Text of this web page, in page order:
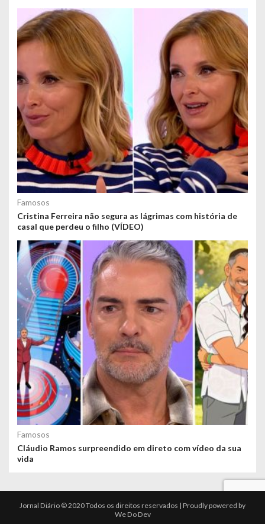
Famosos
Cristina Ferreira não segura as lágrimas com história de
casal que perdeu o filho (VÍDEO)
Famosos
Cláudio Ramos surpreendido em direto com vídeo da sua
vida
Jornal Diário © 2020 Todos os direitos reservados | Proudly powered by
We Do Dev